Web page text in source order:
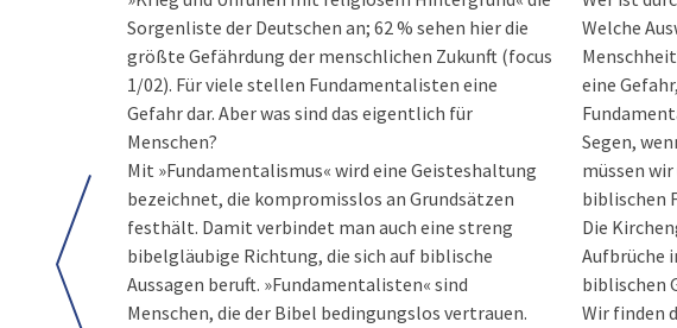
Sorgenliste der Deutschen an; 62 % sehen hier die
größte Gefährdung der menschlichen Zukunft (focus
1/02). Für viele stellen Fundamentalisten eine
Gefahr dar. Aber was sind das eigentlich für
Menschen?
Mit »Fundamentalismus« wird eine Geisteshaltung
bezeichnet, die kompromisslos an Grundsätzen
festhält. Damit verbindet man auch eine streng
bibelgläubige Richtung, die sich auf biblische
Aussagen beruft. »Fundamentalisten« sind
Menschen, die der Bibel bedingungslos vertrauen.
Welche
eine
Segen,
müssen
biblischen
Die
Aufbrüche
biblischen
Wir finden